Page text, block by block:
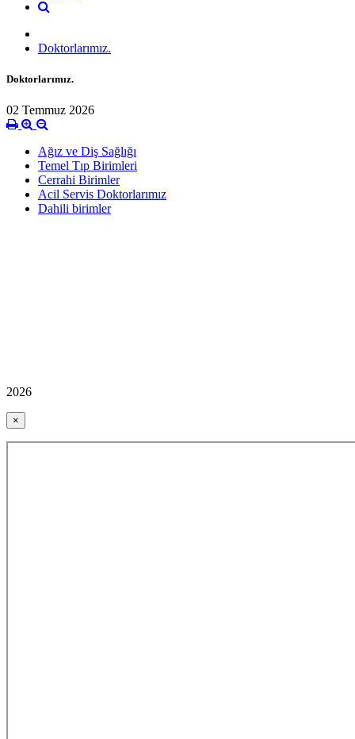
Doktorlarımız.
Doktorlarımız.
02 Temmuz 2026
Ağız ve Diş Sağlığı
Temel Tıp Birimleri
Cerrahi Birimler
Acil Servis Doktorlarımız
Dahili birimler
2026
×